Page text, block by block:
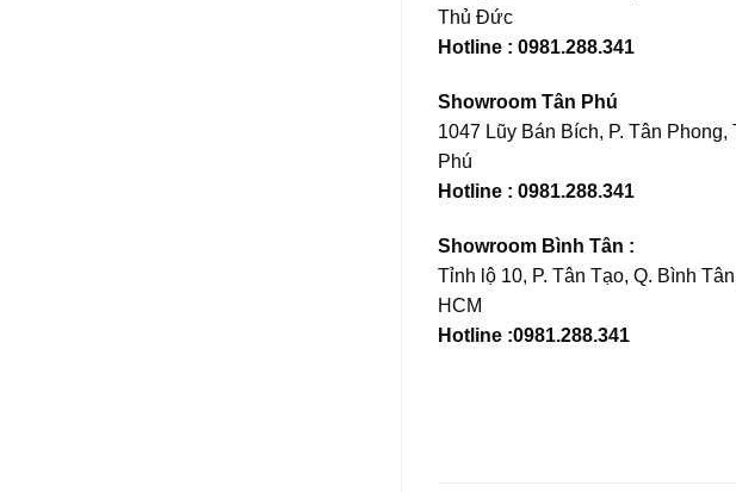
Thủ Đức
Hotline : 0981.288.341
Showroom Tân Phú
1047 Lũy Bán Bích, P. Tân Phong,
Phú
Hotline : 0981.288.341
Showroom Bình Tân :
Tỉnh lộ 10, P. Tân Tạo, Q. Bình
HCM
Hotline :0981.288.341